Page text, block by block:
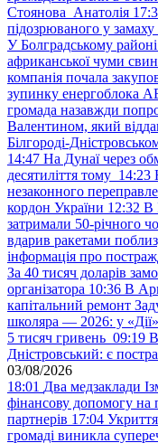
Стоянова Анатолія
підозрюваного у
У Болградському
африканської чуми
компанія почала
зупинку енергоблока
громада назавжди
Валентином, який
Білгороді-
14:47 На Дунаї через
десятиліття тому 14:23
незаконного
кордон України 12:32 В
затримали 50-річного
вдарив ракетами
інформація про
За 40 тисяч доларів
організатора 10:36 В
капітальний ремонт
школяра — 2026: у
5 тисяч гривень 09:19
Дністровський: є
03/08/2026
18:01 Два медзаклади
фінансову допомогу на
партнерів 17:04
громаді виникла